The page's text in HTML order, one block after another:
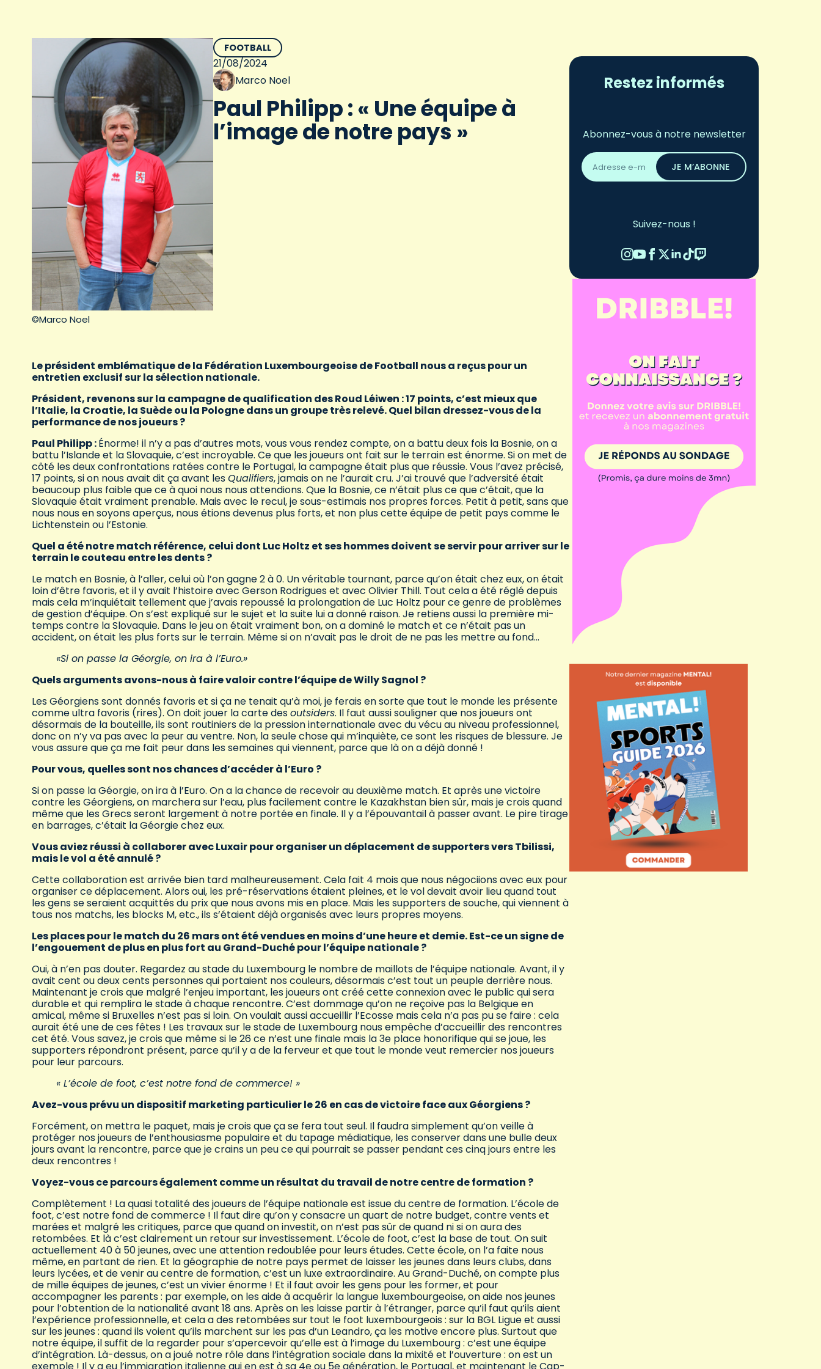
©Marco Noel
FOOTBALL
21/08/2024
Marco Noel
Paul Philipp : « Une équipe à
l’image de notre pays »
Le président emblématique de la Fédération Luxembourgeoise de Football nous a reçus pour un
entretien exclusif sur la sélection nationale.
Président, revenons sur la campagne de qualification des Roud Léiwen : 17 points, c’est mieux que
l’Italie, la Croatie, la Suède ou la Pologne dans un groupe très relevé. Quel bilan dressez-vous de la
performance de nos joueurs ?
Paul Philipp :Énorme! il n’y a pas d’autres mots, vous vous rendez compte, on a battu deux fois la Bosnie, on a
battu l’Islande et la Slovaquie, c’est incroyable. Ce que les joueurs ont fait sur le terrain est énorme. Si on met de
côté les deux confrontations ratées contre le Portugal, la campagne était plus que réussie. Vous l’avez précisé,
17 points, si on nous avait dit ça avant lesQualifiers, jamais on ne l’aurait cru. J’ai trouvé que l’adversité était
beaucoup plus faible que ce à quoi nous nous attendions. Que la Bosnie, ce n’était plus ce que c’était, que la
Slovaquie était vraiment prenable. Mais avec le recul, je sous-estimais nos propres forces. Petit à petit, sans que
nous nous en soyons aperçus, nous étions devenus plus forts, et non plus cette équipe de petit pays comme le
Lichtenstein ou l’Estonie.
Quel a été notre match référence, celui dont Luc Holtz et ses hommes doivent se servir pour arriver sur le
terrain le couteau entre les dents ?
Le match en Bosnie, à l’aller, celui où l’on gagne 2 à 0. Un véritable tournant, parce qu’on était chez eux, on était
loin d’être favoris, et il y avait l’histoire avec Gerson Rodrigues et avec Olivier Thill. Tout cela a été réglé depuis
mais cela m’inquiétait tellement que j’avais repoussé la prolongation de Luc Holtz pour ce genre de problèmes
de gestion d’équipe. On s’est expliqué sur le sujet et la suite lui a donné raison. Je retiens aussi la première mi-
temps contre la Slovaquie. Dans le jeu on était vraiment bon, on a dominé le match et ce n’était pas un
accident, on était les plus forts sur le terrain. Même si on n’avait pas le droit de ne pas les mettre au fond…
«Si on passe la Géorgie, on ira à l’Euro.»
Quels arguments avons-nous à faire valoir contre l’équipe de Willy Sagnol ?
Les Géorgiens sont donnés favoris et si ça ne tenait qu’à moi, je ferais en sorte que tout le monde les présente
comme ultra favoris (rires). On doit jouer la carte desoutsiders. Il faut aussi souligner que nos joueurs ont
désormais de la bouteille, ils sont routiniers de la pression internationale avec du vécu au niveau professionnel,
donc on n’y va pas avec la peur au ventre. Non, la seule chose qui m’inquiète, ce sont les risques de blessure. Je
vous assure que ça me fait peur dans les semaines qui viennent, parce que là on a déjà donné !
Pour vous, quelles sont nos chances d’accéder à l’Euro ?
Si on passe la Géorgie, on ira à l’Euro. On a la chance de recevoir au deuxième match. Et après une victoire
contre les Géorgiens, on marchera sur l’eau, plus facilement contre le Kazakhstan bien sûr, mais je crois quand
même que les Grecs seront largement à notre portée en finale. Il y a l’épouvantail à passer avant. Le pire tirage
en barrages, c’était la Géorgie chez eux.
Vous aviez réussi à collaborer avec Luxair pour organiser un déplacement de supporters vers Tbilissi,
mais le vol a été annulé ?
Cette collaboration est arrivée bien tard malheureusement. Cela fait 4 mois que nous négociions avec eux pour
organiser ce déplacement. Alors oui, les pré-réservations étaient pleines, et le vol devait avoir lieu quand tout
les gens se seraient acquittés du prix que nous avons mis en place. Mais les supporters de souche, qui viennent à
tous nos matchs, les blocks M, etc., ils s’étaient déjà organisés avec leurs propres moyens.
Les places pour le match du 26 mars ont été vendues en moins d’une heure et demie. Est-ce un signe de
l’engouement de plus en plus fort au Grand-Duché pour l’équipe nationale ?
Oui, à n’en pas douter. Regardez au stade du Luxembourg le nombre de maillots de l’équipe nationale. Avant, il y
avait cent ou deux cents personnes qui portaient nos couleurs, désormais c’est tout un peuple derrière nous.
Maintenant je crois que malgré l’enjeu important, les joueurs ont créé cette connexion avec le public qui sera
durable et qui remplira le stade à chaque rencontre. C’est dommage qu’on ne reçoive pas la Belgique en
amical, même si Bruxelles n’est pas si loin. On voulait aussi accueillir l’Ecosse mais cela n’a pas pu se faire : cela
aurait été une de ces fêtes ! Les travaux sur le stade de Luxembourg nous empêche d’accueillir des rencontres
cet été. Vous savez, je crois que même si le 26 ce n’est une finale mais la 3e place honorifique qui se joue, les
supporters répondront présent, parce qu’il y a de la ferveur et que tout le monde veut remercier nos joueurs
pour leur parcours.
« L’école de foot, c’est notre fond de commerce! »
Avez-vous prévu un dispositif marketing particulier le 26 en cas de victoire face aux Géorgiens ?
Forcément, on mettra le paquet, mais je crois que ça se fera tout seul. Il faudra simplement qu’on veille à
protéger nos joueurs de l’enthousiasme populaire et du tapage médiatique, les conserver dans une bulle deux
jours avant la rencontre, parce que je crains un peu ce qui pourrait se passer pendant ces cinq jours entre les
deux rencontres !
Voyez-vous ce parcours également comme un résultat du travail de notre centre de formation ?
Complètement ! La quasi totalité des joueurs de l’équipe nationale est issue du centre de formation. L’école de
foot, c’est notre fond de commerce ! Il faut dire qu’on y consacre un quart de notre budget, contre vents et
marées et malgré les critiques, parce que quand on investit, on n’est pas sûr de quand ni si on aura des
retombées. Et là c’est clairement un retour sur investissement. L’école de foot, c’est la base de tout. On suit
actuellement 40 à 50 jeunes, avec une attention redoublée pour leurs études. Cette école, on l’a faite nous
même, en partant de rien. Et la géographie de notre pays permet de laisser les jeunes dans leurs clubs, dans
leurs lycées, et de venir au centre de formation, c’est un luxe extraordinaire. Au Grand-Duché, on compte plus
de mille équipes de jeunes, c’est un vivier énorme ! Et il faut avoir les gens pour les former, et pour
accompagner les parents : par exemple, on les aide à acquérir la langue luxembourgeoise, on aide nos jeunes
pour l’obtention de la nationalité avant 18 ans. Après on les laisse partir à l’étranger, parce qu’il faut qu’ils aient
l’expérience professionnelle, et cela a des retombées sur tout le foot luxembourgeois : sur la BGL Ligue et aussi
sur les jeunes : quand ils voient qu’ils marchent sur les pas d’un Leandro, ça les motive encore plus. Surtout que
notre équipe, il suffit de la regarder pour s’apercevoir qu’elle est à l’image du Luxembourg : c’est une équipe
d’intégration. Là-dessus, on a joué notre rôle dans l’intégration sociale dans la mixité et l’ouverture : on est un
exemple ! Il y a eu l’immigration italienne qui en est à sa 4e ou 5e génération, le Portugal, et maintenant le Cap-
Restez informés
Abonnez-vous à notre newsletter
Adresse
email
*
JE M’ABONNE
Suivez-nous !